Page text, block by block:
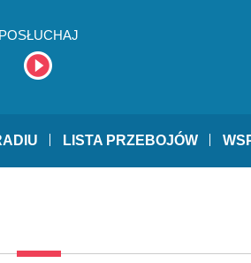
POSŁUCHAJ
LISTA PRZEBOJÓW